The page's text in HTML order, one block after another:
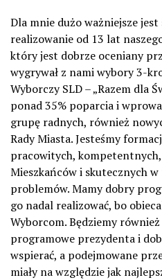
Dla mnie dużo ważniejsze
realizowanie od 13 lat
który jest dobrze oceniany
wygrywał z nami wybory 3-
Wyborczy SLD – „Razem dla
ponad 35% poparcia i
grupę radnych, również
Rady Miasta. Jesteśmy
pracowitych,
Mieszkańców i skutecznych
problemów. Mamy dobry
go nadal realizować, bo
Wyborcom. Będziemy
programowe prezydenta i
wspierać, a podejmowane
miały na względzie jak